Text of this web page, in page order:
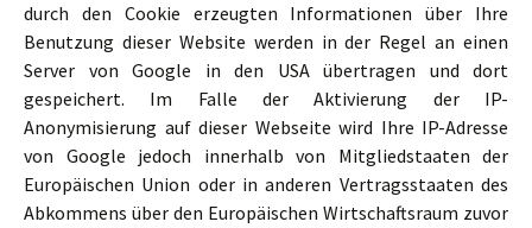
durch den Cookie erzeugten Informationen über Ihre
Benutzung dieser Website werden in der Regel an einen
Server von Google in den USA übertragen und dort
gespeichert. Im Falle der Aktivierung der IP-
Anonymisierung auf dieser Webseite wird Ihre IP-Adresse
von Google jedoch innerhalb von Mitgliedstaaten der
Europäischen Union oder in anderen Vertragsstaaten des
Abkommens über den Europäischen Wirtschaftsraum zuvor